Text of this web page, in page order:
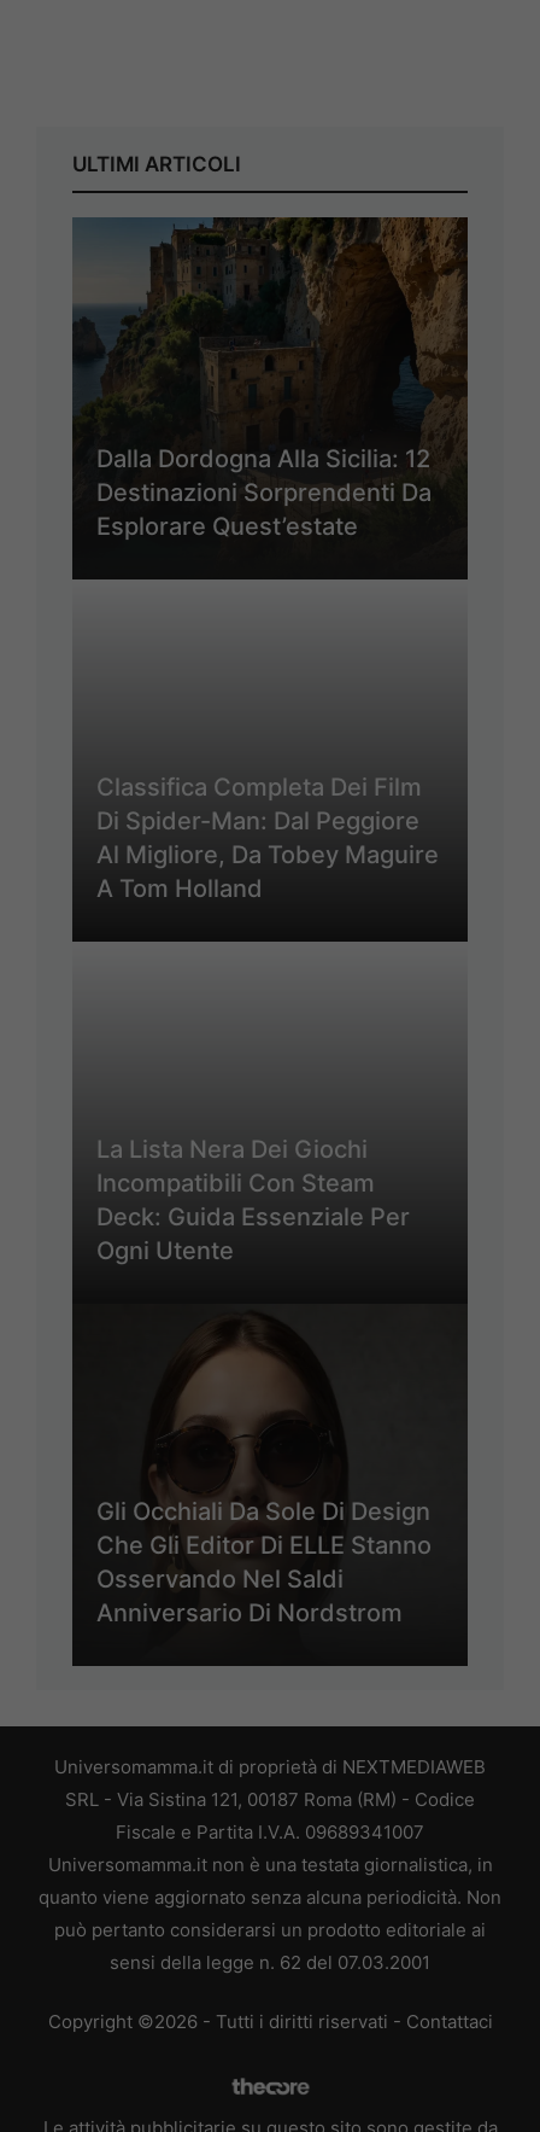
ULTIMI ARTICOLI
Dalla Dordogna Alla Sicilia: 12
Destinazioni Sorprendenti Da
Esplorare Quest’estate
Classifica Completa Dei Film
Di Spider-Man: Dal Peggiore
Al Migliore, Da Tobey Maguire
A Tom Holland
La Lista Nera Dei Giochi
Incompatibili Con Steam
Deck: Guida Essenziale Per
Ogni Utente
Gli Occhiali Da Sole Di Design
Che Gli Editor Di ELLE Stanno
Osservando Nel Saldi
Anniversario Di Nordstrom
Universomamma.it di proprietà di NEXTMEDIAWEB
SRL - Via Sistina 121, 00187 Roma (RM) - Codice
Fiscale e Partita I.V.A. 09689341007
Universomamma.it non è una testata giornalistica, in
quanto viene aggiornato senza alcuna periodicità. Non
può pertanto considerarsi un prodotto editoriale ai
sensi della legge n. 62 del 07.03.2001
Copyright ©2026 - Tutti i diritti riservati - Contattaci